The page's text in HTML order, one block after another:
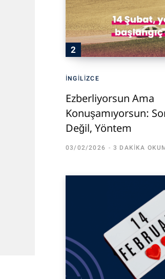
İNGILIZCE
Ezberliyorsun Ama
Konuşamıyorsun:
Değil, Yöntem
03/02/2026 3 DAKIKA